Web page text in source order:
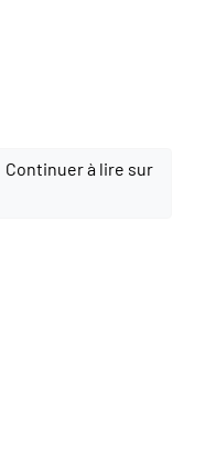
Continuer à lire sur